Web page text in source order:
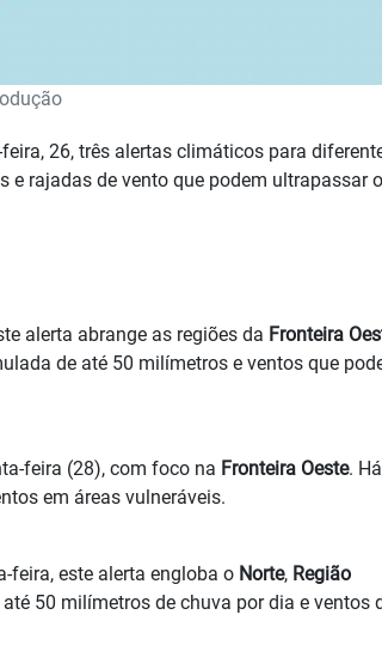
26, três alertas climáticos para
e rajadas de vento que podem ultrapassar
alerta abrange as regiões da Fronteira
de até 50 milímetros e ventos que
feira (28), com foco na Fronteira Oeste.
em áreas vulneráveis.
feira, este alerta engloba o Norte, Região
50 milímetros de chuva por dia e ventos